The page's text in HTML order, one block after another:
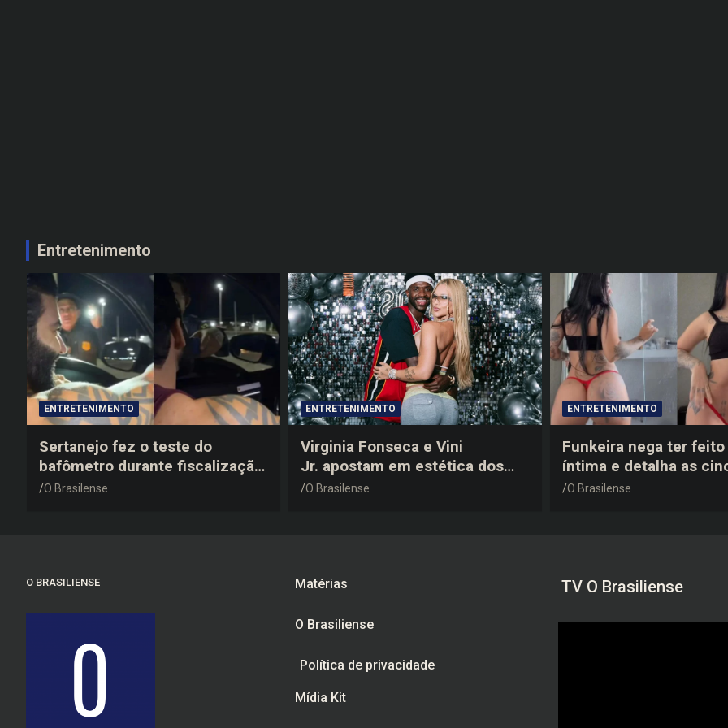
Entretenimento
ENTRETENIMENTO
Sertanejo fez o teste do
bafômetro durante fiscalização
na estrada, deu resultado
O Brasilense
ENTRETENIMENTO
Virginia Fonseca e Vini
Jr. apostam em estética dos
anos 2000 em festa de
O Brasilense
ENTRETENIMENTO
Funkeira nega ter
íntima e detalha as
plásticas que realizou
O Brasilense
O BRASILIENSE Matérias
O Brasiliense
Política de privacidade
Mídia Kit
TV O Brasiliense